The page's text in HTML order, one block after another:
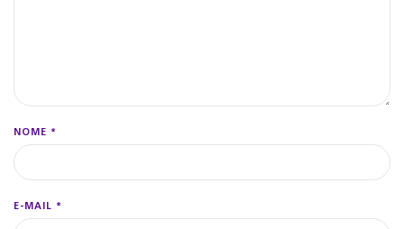
NOME *
E-MAIL *